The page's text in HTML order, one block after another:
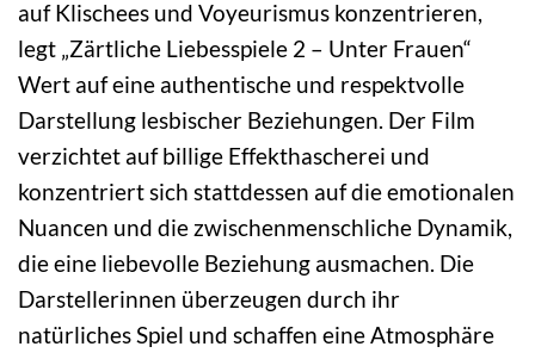
auf Klischees und Voyeurismus konzentrieren,
legt „Zärtliche Liebesspiele 2 – Unter Frauen“
Wert auf eine authentische und respektvolle
Darstellung lesbischer Beziehungen. Der Film
verzichtet auf billige Effekthascherei und
konzentriert sich stattdessen auf die emotionalen
Nuancen und die zwischenmenschliche Dynamik,
die eine liebevolle Beziehung ausmachen. Die
Darstellerinnen überzeugen durch ihr
natürliches Spiel und schaffen eine Atmosphäre